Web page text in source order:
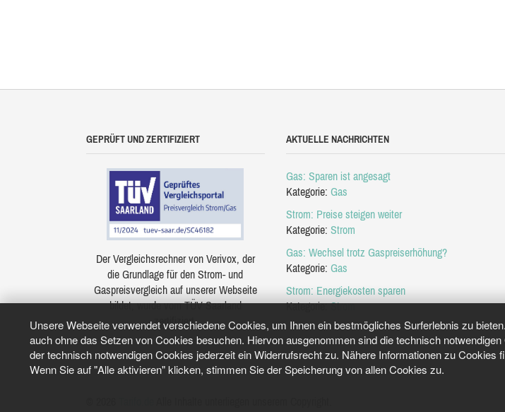
Unsere Webseite verwendet verschiedene Cookies, um Ihnen ein bestmögliches Surferlebnis zu
auch ohne das Setzen von Cookies besuchen. Hiervon ausgenommen sind die technisch
der technisch notwendigen Cookies jederzeit ein Widerrufsrecht zu. Nähere Informationen zu Cookies
Wenn Sie auf "Alle aktivieren" klicken, stimmen Sie der Speicherung von allen Cookies zu.
GEPRÜFT UND ZERTIFIZIERT
Der Vergleichsrechner von Verivox, der
die Grundlage für den Strom- und
Gaspreisvergleich auf unserer Webseite
bildet, wurde vom TÜV Saarland
zertifiziert.
AKTUELLE NACHRICHTEN
Gas: Sparen ist angesagt
Kategorie: Gas
Strom: Preise steigen weiter
Kategorie: Strom
Gas: Wechsel trotz Gaspreiserhöhung?
Kategorie: Gas
Strom: Energiekosten sparen
Kategorie:Strom